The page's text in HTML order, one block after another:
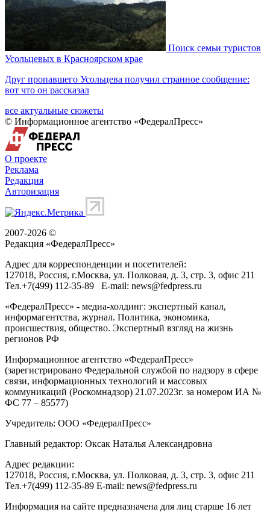
Поиск семьи туристов
Усольцевых в Красноярском крае
Друг пропавшего Усольцева получил странное сообщение:
вот что он рассказал
все актуальные сюжеты
© Информационное агентство «ФедералПресс»
О проекте
Реклама
Редакция
Авторизация
2007-2026 ©
Редакция «ФедералПресс»
Адрес для корреспонденции и посетителей:
127018, Россия, г.Москва, ул. Полковая, д. 3, стр. 3, офис 211
Тел.+7(499) 112-35-89 E-mail: news@fedpress.ru
«ФедералПресс» - медиа-холдинг: экспертный канал,
информагентства, журнал. Политика, экономика,
происшествия, общество. Экспертный взгляд на жизнь
регионов РФ
Информационное агентство «ФедералПресс»
(зарегистрировано Федеральной службой по надзору в сфере
связи, информационных технологий и массовых
коммуникаций (Роскомнадзор) 21.07.2023г. за номером ИА №
ФС 77 – 85577)
Учредитель: ООО «ФедералПресс»
Главный редактор: Оксак Наталья Александровна
Адрес редакции:
127018, Россия, г.Москва, ул. Полковая, д. 3, стр. 3, офис 211
Тел.+7(499) 112-35-89 E-mail: news@fedpress.ru
Информация на сайте предназначена для лиц старше 16 лет